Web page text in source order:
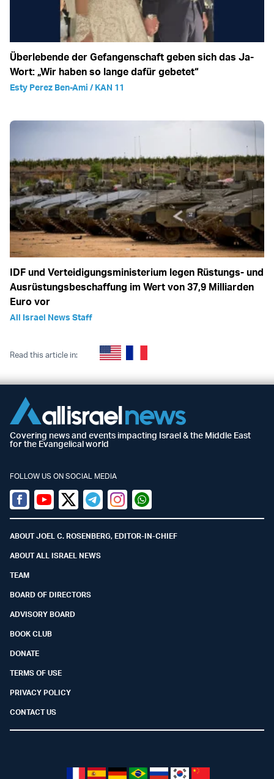
Überlebende der Gefangenschaft geben sich das Ja-
Wort: „Wir haben so lange dafür gebetet“
Esty Perez Ben-Ami / KAN 11
IDF und Verteidigungsministerium legen Rüstungs- und
Ausrüstungsbeschaffung im Wert von 37,9 Milliarden
Euro vor
All Israel News Staff
Read this article in:
Covering news and events impacting Israel & the Middle East
for the Evangelical world
FOLLOW US ON SOCIAL MEDIA
Facebook
YoutubeTwitter (X)
TelegramInstagramWhatsapp
ABOUT JOEL C. ROSENBERG, EDITOR-IN-CHIEF
ABOUT ALL ISRAEL NEWS
TEAM
BOARD OF DIRECTORS
ADVISORY BOARD
BOOK CLUB
DONATE
TERMS OF USE
PRIVACY POLICY
CONTACT US